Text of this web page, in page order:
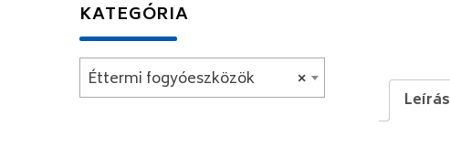
Leírás
KATEGÓRIA
×
Éttermi fogyóeszközök